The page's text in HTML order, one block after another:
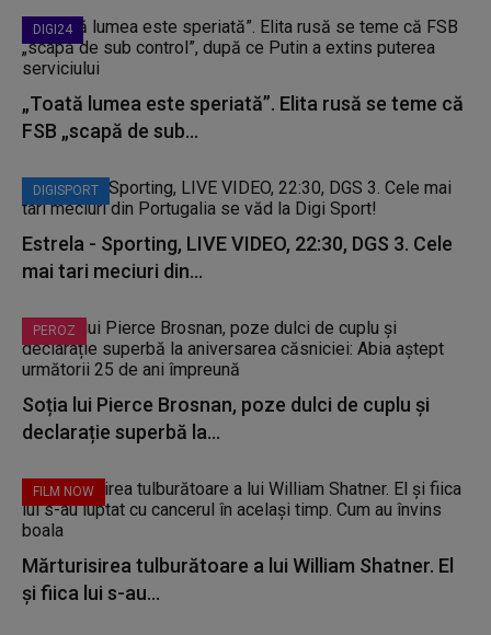
DIGI24
„Toată lumea este speriată”. Elita rusă se teme că
FSB „scapă de sub...
DIGISPORT
Estrela - Sporting, LIVE VIDEO, 22:30, DGS 3. Cele
mai tari meciuri din...
PEROZ
Soția lui Pierce Brosnan, poze dulci de cuplu și
declarație superbă la...
FILM NOW
Mărturisirea tulburătoare a lui William Shatner. El
și fiica lui s-au...